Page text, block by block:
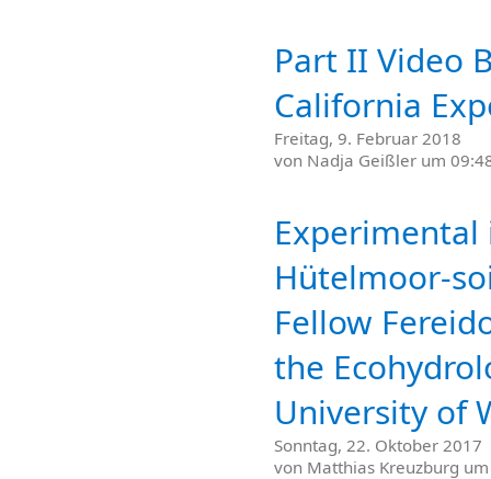
Part II Video
California
Freitag, 9. Februar 2018
von Nadja Geißler um
Hütelmoor-
Fellow
the
University of
Sonntag, 22. Oktober 2017
von Matthias Kreuzburg